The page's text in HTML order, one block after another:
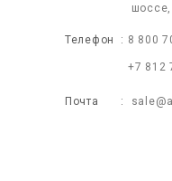
Телефон 8 800
+7 812
Почта